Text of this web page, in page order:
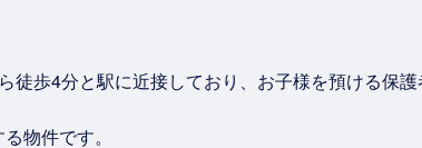
歩4分と駅に近接しており、お子様を預ける保護
物件です。